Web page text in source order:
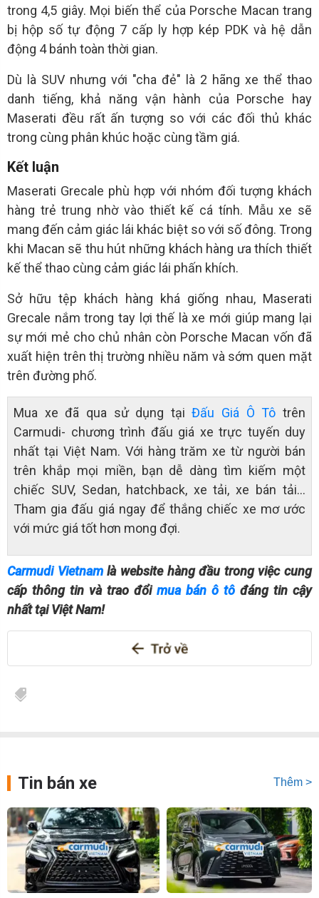
trong 4,5 giây. Mọi biến thể của Porsche Macan trang
bị hộp số tự động 7 cấp ly hợp kép PDK và hệ dẫn
động 4 bánh toàn thời gian.
Dù là SUV nhưng với "cha đẻ" là 2 hãng xe thể thao
danh tiếng, khả năng vận hành của Porsche hay
Maserati đều rất ấn tượng so với các đối thủ khác
trong cùng phân khúc hoặc cùng tầm giá.
Kết luận
Maserati Grecale phù hợp với nhóm đối tượng khách
hàng trẻ trung nhờ vào thiết kế cá tính. Mẫu xe sẽ
mang đến cảm giác lái khác biệt so với số đông. Trong
khi Macan sẽ thu hút những khách hàng ưa thích thiết
kế thể thao cùng cảm giác lái phấn khích.
Sở hữu tệp khách hàng khá giống nhau, Maserati
Grecale nắm trong tay lợi thế là xe mới giúp mang lại
sự mới mẻ cho chủ nhân còn Porsche Macan vốn đã
xuất hiện trên thị trường nhiều năm và sớm quen mặt
trên đường phố.
Mua xe đã qua sử dụng tạiĐấu Giá Ô Tô trên
Carmudi- chương trình đấu giá xe trực tuyến duy
nhất tại Việt Nam. Với hàng trăm xe từ người bán
trên khắp mọi miền, bạn dễ dàng tìm kiếm một
chiếc SUV, Sedan, hatchback, xe tải, xe bán tải…
Tham gia đấu giá ngay để thắng chiếc xe mơ ước
với mức giá tốt hơn mong đợi.
Carmudi Vietnamlà website hàng đầu trong việc cung
cấp thông tin và trao đổi mua bán ô tô đáng tin cậy
nhất tại Việt Nam!
Tin bán xe Thêm >